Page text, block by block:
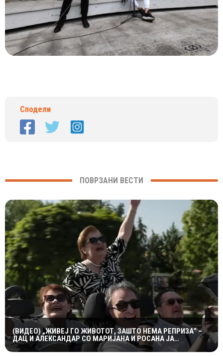
Сподели
ПОВРЗАНИ ВЕСТИ
(ВИДЕО) „ЖИВЕЈ ГО ЖИВОТОТ, ЗАШТО НЕМА РЕПРИЗА“ –
ДАЦ И АЛЕКСАНДАР СО МАРИЈАНА И РОСАНА ЈА
ПРЕТСТАВИЈА „ЗАСЕКОГАШ МЛАДИ“